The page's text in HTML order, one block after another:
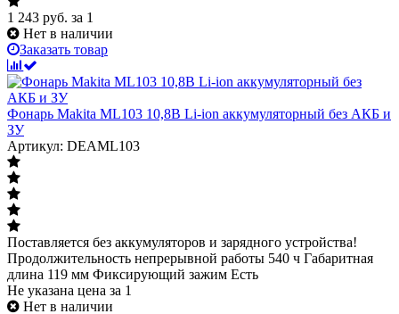
1 243 руб. за 1
Нет в наличии
Заказать товар
Фонарь Makita ML103 10,8В Li-ion аккумуляторный без АКБ и
ЗУ
Артикул: DEAML103
Поставляется без аккумуляторов и зарядного устройства!
Продолжительность непрерывной работы 540 ч Габаритная
длина 119 мм Фиксирующий зажим Есть
Не указана цена за 1
Нет в наличии